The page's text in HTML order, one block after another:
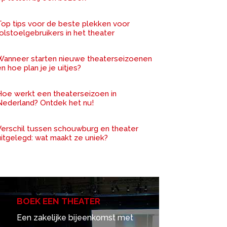
tips voor de beste plekken voor
in het theater
starten nieuwe theaterseizoenen
hoe plan je je uitjes?
werkt een theaterseizoen in
Ontdek het nu!
tussen schouwburg en theater
wat maakt ze uniek?
BOEK EEN THEATER
Een zakelijke bijeenkomst met